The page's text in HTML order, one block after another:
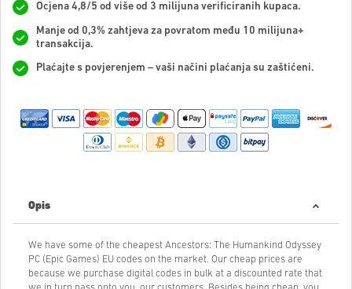
Ocjena 4,8/5 od više od 3 milijuna verificiranih kupaca.
Manje od 0,3% zahtjeva za povratom među 10 milijuna+
transakcija.
Plaćajte s povjerenjem – vaši načini plaćanja su zaštićeni.
Opis
We have some of the cheapest Ancestors: The Humankind Odyssey
PC (Epic Games) EU codes on the market. Our cheap prices are
because we purchase digital codes in bulk at a discounted rate that